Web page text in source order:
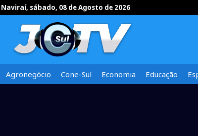
Naviraí, sábado, 08 de Agosto de 2026
Agronegócio Cone-Sul Economia Educação